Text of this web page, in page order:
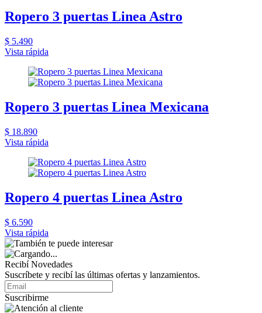
Ropero 3 puertas Linea Astro
$ 5.490
Vista rápida
Ropero 3 puertas Linea Mexicana
$ 18.890
Vista rápida
Ropero 4 puertas Linea Astro
$ 6.590
Vista rápida
Recibí Novedades
Suscríbete y recibí las últimas ofertas y lanzamientos.
Suscribirme